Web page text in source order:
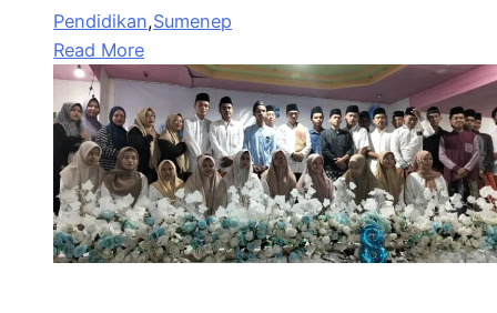
Pendidikan,Sumenep
Read More